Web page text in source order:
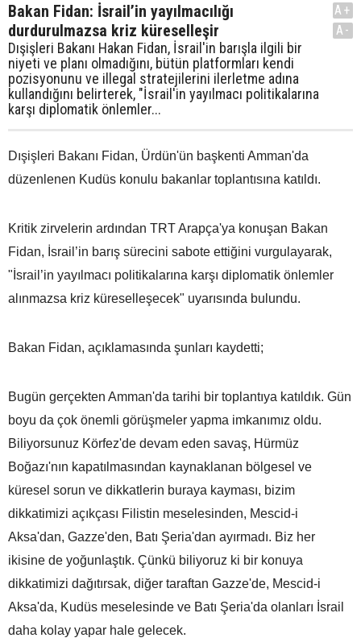
Bakan Fidan: İsrail’in yayılmacılığı
durdurulmazsa kriz küreselleşir
Dışişleri Bakanı Hakan Fidan, İsrail'in barışla ilgili bir
niyeti ve planı olmadığını, bütün platformları kendi
pozisyonunu ve illegal stratejilerini ilerletme adına
kullandığını belirterek, "İsrail'in yayılmacı politikalarına
karşı diplomatik önlemler...
A+
A-
Dışişleri Bakanı Fidan, Ürdün'ün başkenti Amman'da
düzenlenen Kudüs konulu bakanlar toplantısına katıldı.
Kritik zirvelerin ardından TRT Arapça'ya konuşan Bakan
Fidan, İsrail’in barış sürecini sabote ettiğini vurgulayarak,
"İsrail’in yayılmacı politikalarına karşı diplomatik önlemler
alınmazsa kriz küreselleşecek" uyarısında bulundu.
Bakan Fidan, açıklamasında şunları kaydetti;
Bugün gerçekten Amman'da tarihi bir toplantıya katıldık. Gün
boyu da çok önemli görüşmeler yapma imkanımız oldu.
Biliyorsunuz Körfez'de devam eden savaş, Hürmüz
Boğazı'nın kapatılmasından kaynaklanan bölgesel ve
küresel sorun ve dikkatlerin buraya kayması, bizim
dikkatimizi açıkçası Filistin meselesinden, Mescid-i
Aksa'dan, Gazze'den, Batı Şeria'dan ayırmadı. Biz her
ikisine de yoğunlaştık. Çünkü biliyoruz ki bir konuya
dikkatimizi dağıtırsak, diğer taraftan Gazze'de, Mescid-i
Aksa'da, Kudüs meselesinde ve Batı Şeria'da olanları İsrail
daha kolay yapar hale gelecek.